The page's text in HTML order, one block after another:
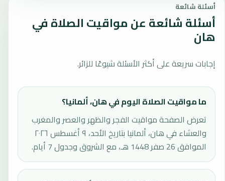
أسئلة شائعة
أسئلة شائعة عن مواقيت الصلاة في
هان
إجابات سريعة على أكثر الأسئلة شيوعًا للزائر.
ما مواقيت الصلاة اليوم في هان، ألمانيا؟
تعرض الصفحة مواقيت الفجر والظهر والعصر والمغرب
والعشاء في هان، ألمانيا بتاريخ الأحد، ٩ أغسطس ٢٠٢٦
الموافق 26 صفر 1448 هـ، مع الشروق وجدول 7 أيام.